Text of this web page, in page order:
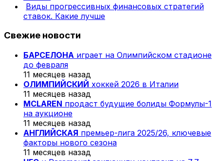
Виды прогрессивных финансовых стратегий
ставок. Какие лучше
Свежие новости
БАРСЕЛОНА играет на Олимпийском стадионе
до февраля
11 месяцев назад
ОЛИМПИЙСКИЙ хоккей 2026 в Италии
11 месяцев назад
MCLAREN продаст будущие болиды Формулы-1
на аукционе
11 месяцев назад
АНГЛИЙСКАЯ премьер-лига 2025/26, ключевые
факторы нового сезона
11 месяцев назад